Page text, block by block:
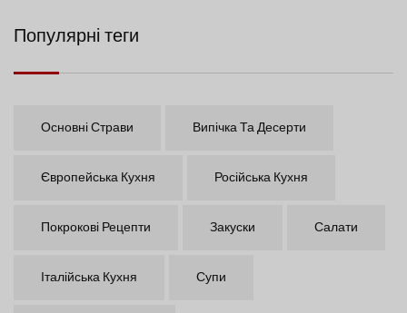
Популярні теги
Основні Страви Випічка Та Десерти
Європейська Кухня Російська Кухня
Покрокові Рецепти Закуски Салати
Італійська Кухня Супи